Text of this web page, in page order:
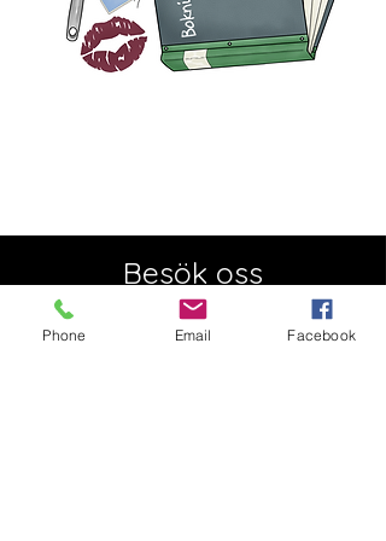
Besök oss
Semesterstängt:
Öppnar 5 augusti
Phone Email Facebook